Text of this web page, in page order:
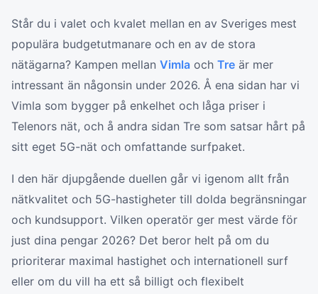
Står du i valet och kvalet mellan en av Sveriges mest
populära budgetutmanare och en av de stora
nätägarna? Kampen mellan Vimla och Tre är mer
intressant än någonsin under 2026. Å ena sidan har vi
Vimla som bygger på enkelhet och låga priser i
Telenors nät, och å andra sidan Tre som satsar hårt på
sitt eget 5G-nät och omfattande surfpaket.
I den här djupgående duellen går vi igenom allt från
nätkvalitet och 5G-hastigheter till dolda begränsningar
och kundsupport. Vilken operatör ger mest värde för
just dina pengar 2026? Det beror helt på om du
prioriterar maximal hastighet och internationell surf
eller om du vill ha ett så billigt och flexibelt